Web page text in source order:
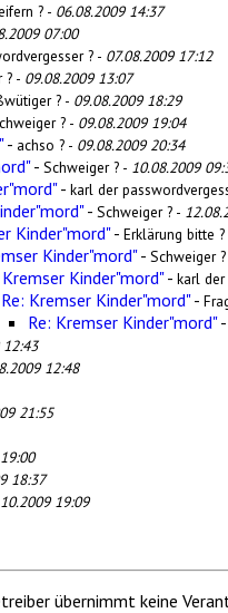
? - 06.08.2009 14:37
07:00
? - 07.08.2009 17:12
? - 09.08.2009 13:07
? - 09.08.2009 18:29
? - 09.08.2009 19:04
- achso ? - 09.08.2009 20:34
- Schweiger ? - 10.08.2009
- karl der
- Schweiger ? -
Kinder"mord"- Erklärung bitte ?
Kinder"mord"- Schweiger
Kremser Kinder"mord"- karl der
Re: Kremser Kinder"mord"-
Re: Kremser Kinder"mord"-
12:48
21:55
18:37
19:09
übernimmt keine